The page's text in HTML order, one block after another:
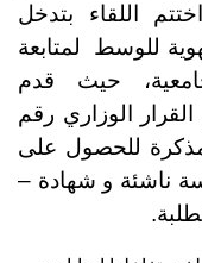
اللقاء بتدخل
للوسط
لمتابعة
حيث قدم
الوزاري رقم
مذكرة للحصول على
ناشئة و شهادة –